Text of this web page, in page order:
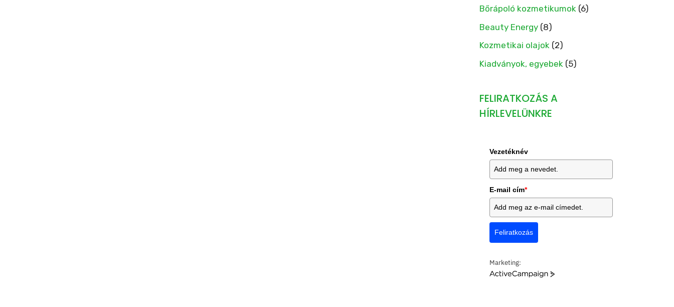
Bőrápoló kozmetikumok (6)
Beauty Energy (8)
Kozmetikai olajok (2)
Kiadványok, egyebek (5)
FELIRATKOZÁS A
HÍRLEVELÜNKRE
Vezetéknév
E-mail cím*
Feliratkozás
Marketing:
A